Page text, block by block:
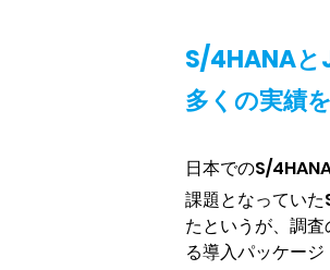
S/4HANAと
多くの実績
日本でのS/
課題となってい
たというが、調
る導入パッケー